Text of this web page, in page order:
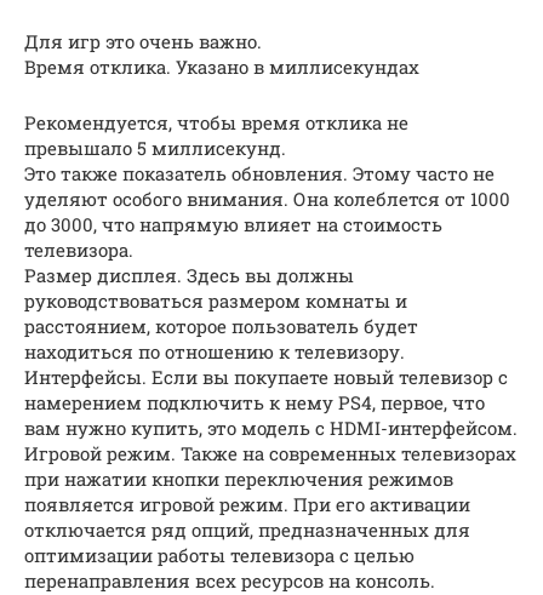
Для игр это очень важно.
Время отклика. Указано в миллисекундах
Рекомендуется, чтобы время отклика не
превышало 5 миллисекунд.
Это также показатель обновления. Этому часто не
уделяют особого внимания. Она колеблется от 1000
до 3000, что напрямую влияет на стоимость
телевизора.
Размер дисплея. Здесь вы должны
руководствоваться размером комнаты и
расстоянием, которое пользователь будет
находиться по отношению к телевизору.
Интерфейсы. Если вы покупаете новый телевизор с
намерением подключить к нему PS4, первое, что
вам нужно купить, это модель с HDMI-интерфейсом.
Игровой режим. Также на современных телевизорах
при нажатии кнопки переключения режимов
появляется игровой режим. При его активации
отключается ряд опций, предназначенных для
оптимизации работы телевизора с целью
перенаправления всех ресурсов на консоль.